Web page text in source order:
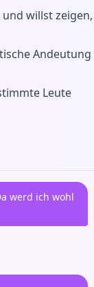
willst zeigen,
Andeutung
Leute
werd ich wohl